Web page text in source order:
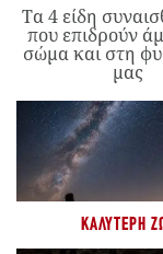
Τα 4 είδη
που επιδρούν
σώμα και στη
μας
ΚΑΛΎΤΕΡΗ